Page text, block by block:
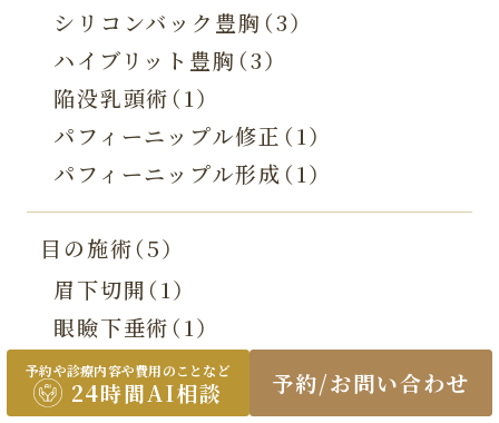
シリコンバック豊胸（3）
ハイブリット豊胸（3）
陥没乳頭術（1）
パフィーニップル修正（1）
パフィーニップル形成（1）
目の施術（5）
眉下切開（1）
眼瞼下垂術（1）
眼窩脂肪切除（2）
ROOF切除（2）
予約や診療内容や費用のことなど
24時間AI相談 予約/お問い合わせ